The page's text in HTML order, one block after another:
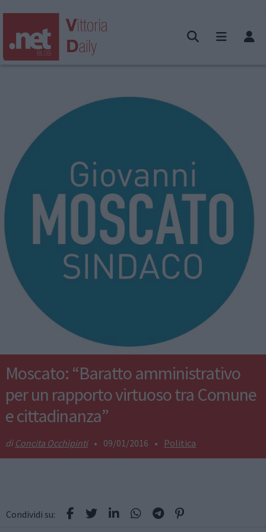
Moscato: “Baratto amministrativo
per un rapporto virtuoso tra Comune
e cittadinanza”
Concita Occhipinti • 09/01/2016 • Politica
Condividi su: